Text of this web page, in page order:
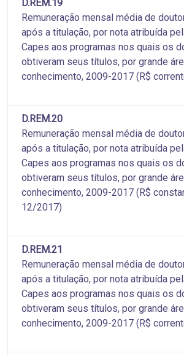
D.REM.19
Remuneração mensal média de
após a titulação, por nota atribuída
Capes aos programas nos quais os
obtiveram seus títulos, por grande
conhecimento, 2009-2017 (R$
D.REM.20
Remuneração mensal média de
após a titulação, por nota atribuída
Capes aos programas nos quais os
obtiveram seus títulos, por grande
conhecimento, 2009-2017 (R$
12/2017)
D.REM.21
Remuneração mensal média de
após a titulação, por nota atribuída
Capes aos programas nos quais os
obtiveram seus títulos, por grande
conhecimento, 2009-2017 (R$